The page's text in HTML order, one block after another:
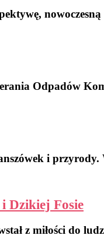
Odpadów
i
Dzikiej Fosie
z miłości do